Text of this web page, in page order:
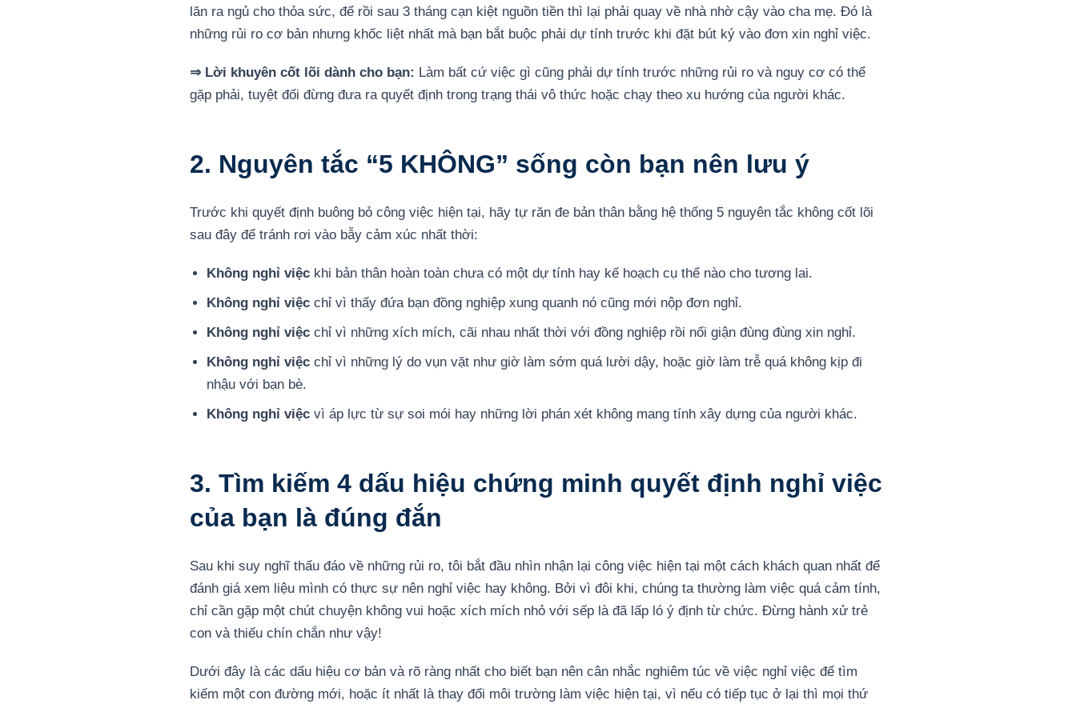
lăn ra ngủ cho thỏa sức, để rồi sau 3 tháng cạn kiệt nguồn tiền thì lại phải quay về nhà nhờ cậy vào cha mẹ. Đó là
những rủi ro cơ bản nhưng khốc liệt nhất mà bạn bắt buộc phải dự tính trước khi đặt bút ký vào đơn xin nghỉ việc.
⇒ Lời khuyên cốt lõi dành cho bạn: Làm bất cứ việc gì cũng phải dự tính trước những rủi ro và nguy cơ có thể
gặp phải, tuyệt đối đừng đưa ra quyết định trong trạng thái vô thức hoặc chạy theo xu hướng của người khác.
2. Nguyên tắc “5 KHÔNG” sống còn bạn nên lưu ý
Trước khi quyết định buông bỏ công việc hiện tại, hãy tự răn đe bản thân bằng hệ thống 5 nguyên tắc không cốt lõi
sau đây để tránh rơi vào bẫy cảm xúc nhất thời:
Không nghỉ việc khi bản thân hoàn toàn chưa có một dự tính hay kế hoạch cụ thể nào cho tương lai.
Không nghỉ việc chỉ vì thấy đứa bạn đồng nghiệp xung quanh nó cũng mới nộp đơn nghỉ.
Không nghỉ việc chỉ vì những xích mích, cãi nhau nhất thời với đồng nghiệp rồi nổi giận đùng đùng xin nghỉ.
Không nghỉ việc chỉ vì những lý do vụn vặt như giờ làm sớm quá lười dậy, hoặc giờ làm trễ quá không kịp đi
nhậu với bạn bè.
Không nghỉ việc vì áp lực từ sự soi mói hay những lời phán xét không mang tính xây dựng của người khác.
3. Tìm kiếm 4 dấu hiệu chứng minh quyết định nghỉ việc
của bạn là đúng đắn
Sau khi suy nghĩ thấu đáo về những rủi ro, tôi bắt đầu nhìn nhận lại công việc hiện tại một cách khách quan nhất để
đánh giá xem liệu mình có thực sự nên nghỉ việc hay không. Bởi vì đôi khi, chúng ta thường làm việc quá cảm tính,
chỉ cần gặp một chút chuyện không vui hoặc xích mích nhỏ với sếp là đã lấp ló ý định từ chức. Đừng hành xử trẻ
con và thiếu chín chắn như vậy!
Dưới đây là các dấu hiệu cơ bản và rõ ràng nhất cho biết bạn nên cân nhắc nghiêm túc về việc nghỉ việc để tìm
kiếm một con đường mới, hoặc ít nhất là thay đổi môi trường làm việc hiện tại, vì nếu có tiếp tục ở lại thì mọi thứ